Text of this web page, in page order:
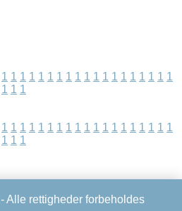
1 1 1 1 1 1 1 1 1 1 1 1 1 1 1 1 1 1 1
1 1 1
1 1 1 1 1 1 1 1 1 1 1 1 1 1 1 1 1 1 1
1 1 1
- Alle rettigheder forbeholdes